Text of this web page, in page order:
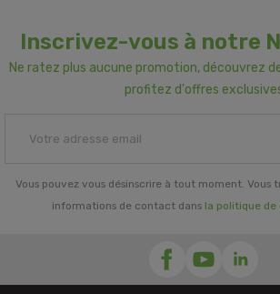
Inscrivez-vous à notre
Ne ratez plus aucune promotion, découvrez
profitez d'offres
Vous pouvez vous désinscrire à tout moment. Vous
informations de contact dans la politique